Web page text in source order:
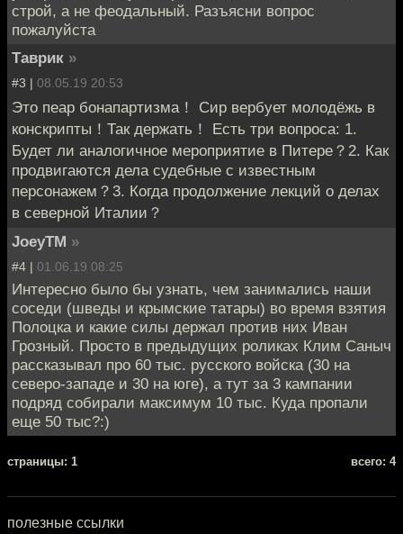
строй, а не феодальный. Разъясни вопрос
пожалуйста
Таврик »
#3 | 08.05.19 20:53
Это пеар бонапартизма！ Сир вербует молодёжь в
конскрипты！Так держать！ Есть три вопроса: 1.
Будет ли аналогичное мероприятие в Питере？2. Как
продвигаются дела судебные с известным
персонажем？3. Когда продолжение лекций о делах
в северной Италии？
JoeyTM »
#4 | 01.06.19 08:25
Интересно было бы узнать, чем занимались наши
соседи (шведы и крымские татары) во время взятия
Полоцка и какие силы держал против них Иван
Грозный. Просто в предыдущих роликах Клим Саныч
рассказывал про 60 тыс. русского войска (30 на
северо-западе и 30 на юге), а тут за 3 кампании
подряд собирали максимум 10 тыс. Куда пропали
еще 50 тыс?:)
cтраницы: 1 всего: 4
полезные ссылки